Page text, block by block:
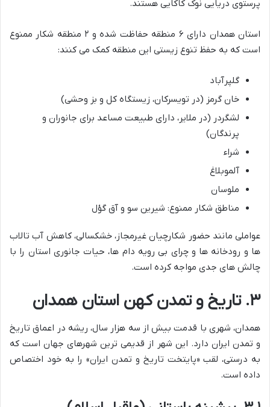
پرستوی دریایی نوک کاکایی هستند.
استان همدان دارای ۶ منطقه حفاظت شده و ۲ منطقه شکار ممنوع
است که به حفظ تنوع زیستی این منطقه کمک می کنند:
گلپرآباد
خان گرمز (در تویسرکان، زیستگاه کل و بز وحشی)
لشگردر (در ملایر، دارای طبیعت مساعد برای جانوران و
پرندگان)
شراء
آلموبلاغ
ملوسان
مناطق شکار ممنوع: شیرین سو و آق گؤل
عواملی مانند حضور شکارچیان غیرمجاز، خشکسالی، کاهش آب تالاب
ها و رودخانه ها و چرای بی رویه دام ها، حیات جانوری استان را با
چالش های جدی مواجه کرده است.
۳. تاریخ و تمدن کهن استان همدان
همدان، شهری با قدمت بیش از سه هزار سال، ریشه در اعماق تاریخ
و تمدن ایران دارد. این شهر از قدیمی ترین شهرهای جهان است که
به درستی، لقب «پایتخت تاریخ و تمدن ایران» را به خود اختصاص
داده است.